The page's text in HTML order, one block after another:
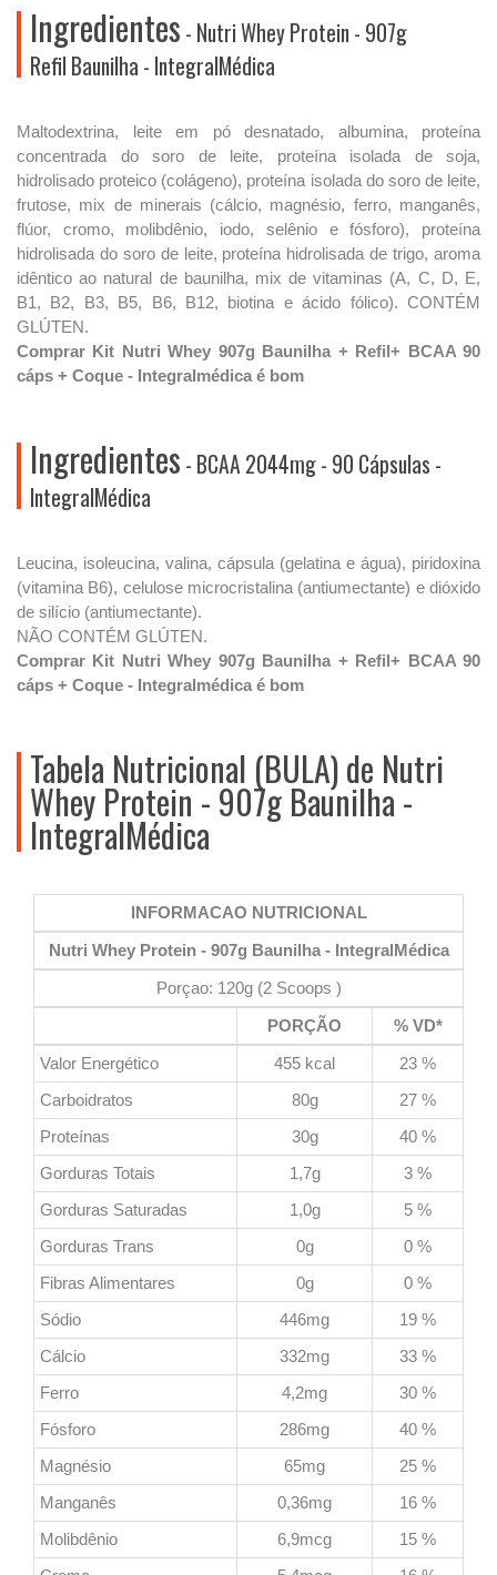
Ingredientes - Nutri Whey Protein - 907g
Refil Baunilha - IntegralMédica
Maltodextrina, leite em pó desnatado, albumina, proteína
concentrada do soro de leite, proteína isolada de soja,
hidrolisado proteico (colágeno), proteína isolada do soro de leite,
frutose, mix de minerais (cálcio, magnésio, ferro, manganês,
flúor, cromo, molibdênio, iodo, selênio e fósforo), proteína
hidrolisada do soro de leite, proteína hidrolisada de trigo, aroma
idêntico ao natural de baunilha, mix de vitaminas (A, C, D, E,
B1, B2, B3, B5, B6, B12, biotina e ácido fólico). CONTÉM
GLÚTEN.
Comprar Kit Nutri Whey 907g Baunilha + Refil+ BCAA 90
cáps + Coque - Integralmédica é bom
Ingredientes - BCAA 2044mg - 90 Cápsulas -
IntegralMédica
Leucina, isoleucina, valina, cápsula (gelatina e água), piridoxina
(vitamina B6), celulose microcristalina (antiumectante) e dióxido
de silício (antiumectante).
NÃO CONTÉM GLÚTEN.
Comprar Kit Nutri Whey 907g Baunilha + Refil+ BCAA 90
cáps + Coque - Integralmédica é bom
Tabela Nutricional (BULA) de Nutri
Whey Protein - 907g Baunilha -
IntegralMédica
INFORMACAO NUTRICIONAL
Nutri Whey Protein - 907g Baunilha - IntegralMédica
Porçao: 120g (2 Scoops )
PORÇÃO
% VD*
Valor Energético
455 kcal
23 %
Carboidratos
80g
27 %
Proteínas
30g
40 %
Gorduras Totais
1,7g
3 %
Gorduras Saturadas
1,0g
5 %
Gorduras Trans
0g
0 %
Fibras Alimentares
0g
0 %
Sódio
446mg
19 %
Cálcio
332mg
33 %
Ferro
4,2mg
30 %
Fósforo
286mg
40 %
Magnésio
65mg
25 %
Manganês
0,36mg
16 %
Molibdênio
6,9mcg
15 %